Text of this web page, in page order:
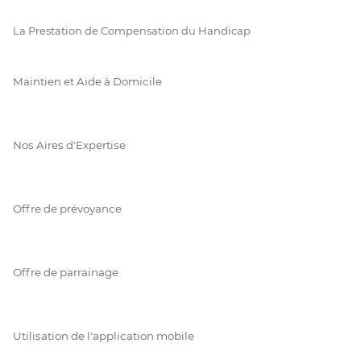
La Prestation de Compensation du Handicap
Maintien et Aide à Domicile
Nos Aires d'Expertise
Offre de prévoyance
Offre de parrainage
Utilisation de l'application mobile